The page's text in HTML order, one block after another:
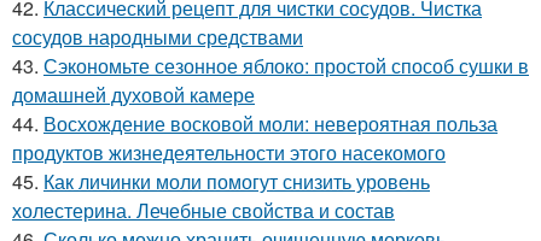
42. Классический рецепт для чистки сосудов. Чистка
сосудов народными средствами
43. Сэкономьте сезонное яблоко: простой способ сушки в
домашней духовой камере
44. Восхождение восковой моли: невероятная польза
продуктов жизнедеятельности этого насекомого
45. Как личинки моли помогут снизить уровень
холестерина. Лечебные свойства и состав